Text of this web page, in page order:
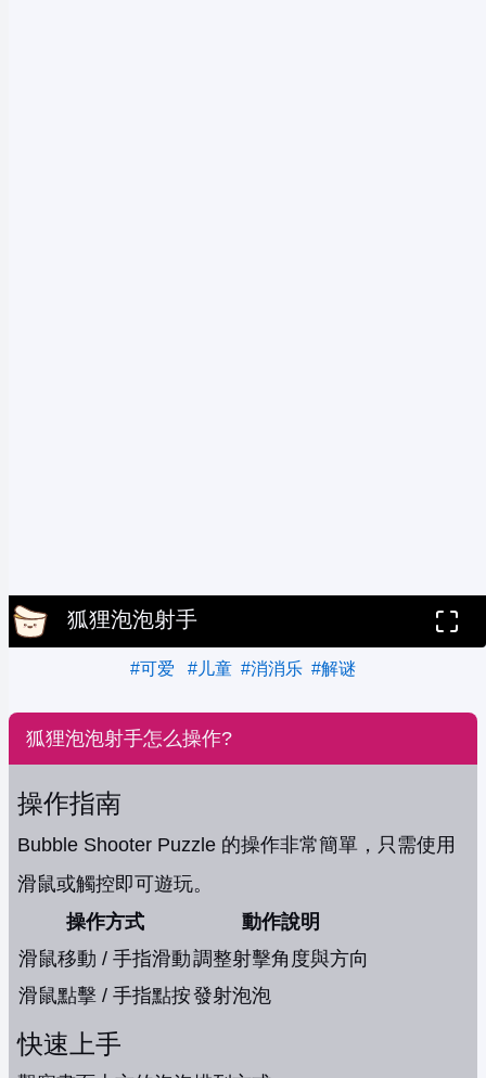
狐狸泡泡射手
#可爱 #儿童 #消消乐 #解谜
狐狸泡泡射手怎么操作?
操作指南
Bubble Shooter Puzzle 的操作非常簡單，只需使用
滑鼠或觸控即可遊玩。
操作方式
動作說明
滑鼠移動 / 手指滑動調整射擊角度與方向
滑鼠點擊 / 手指點按發射泡泡
快速上手